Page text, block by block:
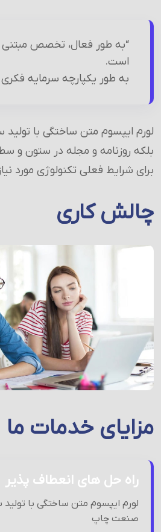
“به طور فعال، تخصص مبتنی
است.
به طور یکپارچه سرمایه
لورم ایپسوم متن ساختگی با
بلکه روزنامه و مجله در ستون و
برای شرایط فعلی تکنولوژی مورد
چالش کاری
مزایای خدمات ما
راه حل های انعطاف پذیر
لورم ایپسوم متن ساختگی با تولید
صنعت چاپ